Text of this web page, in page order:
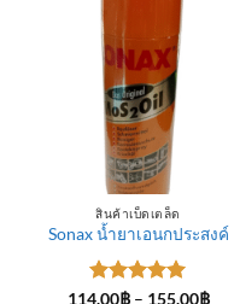
สินค้าเบ็ดเตล็ด
Sonax น้ำยาเอนกประสงค์
ให้คะแนน
114.00฿ – 155.00฿Price